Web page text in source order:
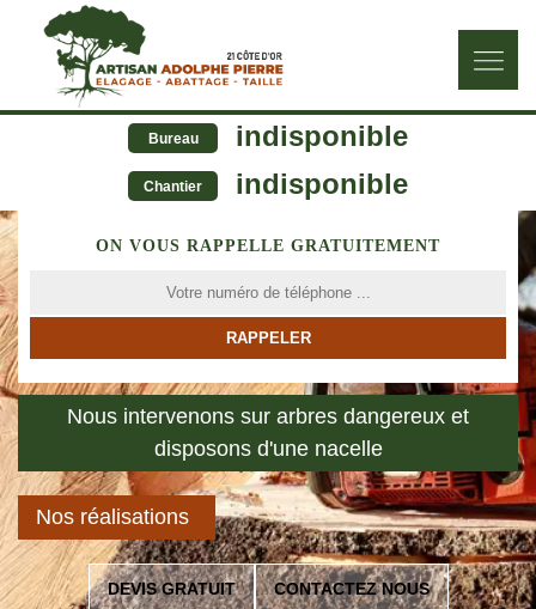
Bureau indisponible
Chantier indisponible
ON VOUS RAPPELLE GRATUITEMENT
Nous intervenons sur arbres dangereux et
disposons d'une nacelle
Nos réalisations
DEVIS GRATUIT CONTACTEZ NOUS